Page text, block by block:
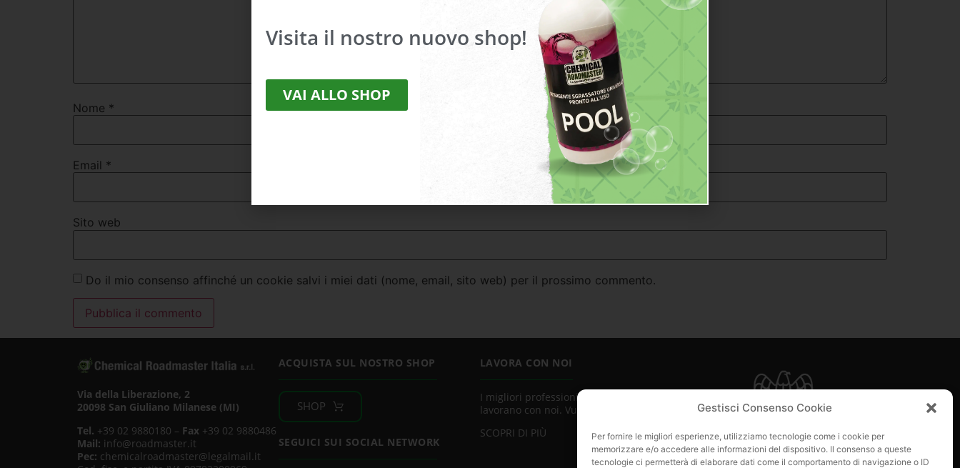
Gestisci Consenso Cookie
Per fornire le migliori esperienze, utilizziamo tecnologie come i cookie per
memorizzare e/o accedere alle informazioni del dispositivo. Il consenso a queste
tecnologie ci permetterà di elaborare dati come il comportamento di navigazione o ID
Nome *
Email *
Sito web
Do il mio consenso affinché un cookie salvi i miei dati (nome, email, sito web) per il prossimo commento.
Via della Liberazione, 2
20098 San Giuliano Milanese (MI)
Tel. +39 02 9880180 – Fax+39 02 9880486
Mail: info@roadmaster.it
Pec: chemicalroadmaster@legalmail.it
ACQUISTA SUL NOSTRO SHOP
SHOP
SEGUICI SUI SOCIAL NETWORK
LAVORA CON NOI
I migliori professionisti del settore
lavorano con noi. Vuoi essere uno di loro?
SCOPRI DI PIÙ
Visita il nostro nuovo shop!
VAI ALLO SHOP